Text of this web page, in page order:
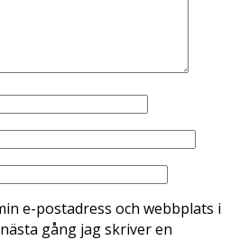
e-postadress och webbplats i
gång jag skriver en